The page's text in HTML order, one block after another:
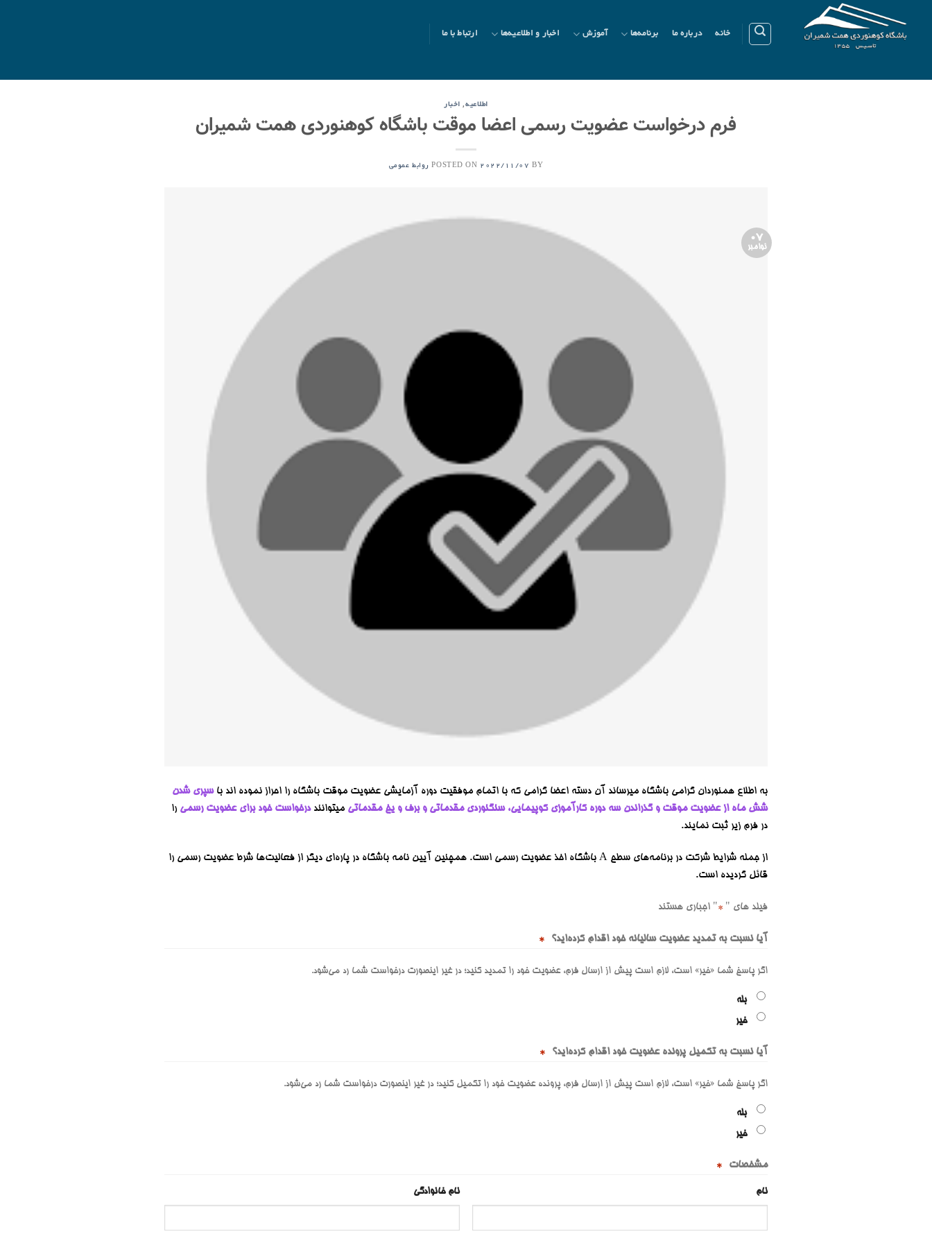
content
خانه درباره ما برنامه‌ها آموزش اخبار و اطلاعیه‌ها ارتباط با ما
اطلاعیه, اخبار
فرم درخواست عضویت رسمی اعضا موقت باشگاه کوهنوردی همت شمیران
POSTED ON 2022/11/07 BY روابط عمومی
07
نوامبر
به اطلاع همنوردان گرامی باشگاه میرساند آن دسته اعضا گرامی که با اتمام موفقیت دوره آزمایشی عضویت موقت باشگاه را احراز نموده اند باسپری شدن
شش ماه از عضویت موقت و گذراندن سه دوره کارآموزی کوپیمایی، سنگنوردی مقدماتی و برف و یخ مقدماتی میتواننددرخواست خود برای عضویت رسمی را
در فرم زیر ثبت نمایند.
از جمله شرایط شرکت در برنامه‌های سطح A باشگاه اخذ عضویت رسمی است. همچنین آیین نامه باشگاه در پاره‌ای دیگر از فعالیت‌ها شرط عضویت رسمی را
قائل گردیده است.
فیلد های " *" اجباری هستند
آیا نسبت به تمدید عضویت سالیانه خود اقدام کرده‌اید؟ *
اگر پاسخ شما «خیر» است، لازم است پیش از ارسال فرم، عضویت خود را تمدید کنید؛ در غیر اینصورت درخواست شما رد می‌شود.
بله
خیر
آیا نسبت به تکمیل پرونده عضویت خود اقدام کرده‌اید؟ *
اگر پاسخ شما «خیر» است، لازم است پیش از ارسال فرم، پرونده عضویت خود را تکمیل کنید؛ در غیر اینصورت درخواست شما رد می‌شود.
بله
خیر
مشخصات *
نام نام خانوادگی